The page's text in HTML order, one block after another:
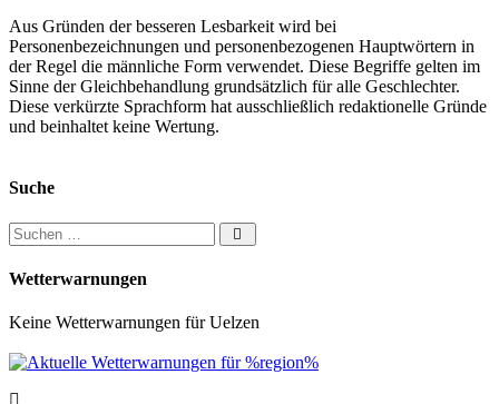
Aus Gründen der besseren Lesbarkeit wird bei
Personenbezeichnungen und personenbezogenen Hauptwörtern in
der Regel die männliche Form verwendet. Diese Begriffe gelten im
Sinne der Gleichbehandlung grundsätzlich für alle Geschlechter.
Diese verkürzte Sprachform hat ausschließlich redaktionelle Gründe
und beinhaltet keine Wertung.
Suche
Suchen nach:
Wetterwarnungen
Keine Wetterwarnungen für Uelzen